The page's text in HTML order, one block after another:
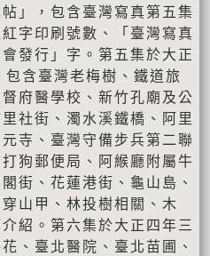
」，包含臺灣寫真第五集
字印刷號數、「臺灣寫真
發行」字。第五集於大正
含臺灣老梅樹、鐵道旅
府醫學校、新竹孔廟及公
社街、濁水溪鐵橋、阿里
寺、臺灣守備步兵第二聯
狗郵便局、阿緱廳附屬牛
街、花蓮港街、龜山島、
山甲、林投樹相關、木
紹。第六集於大正四年三
、臺北醫院、臺北苗圃、